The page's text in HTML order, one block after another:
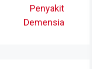
Penyakit
Demensia